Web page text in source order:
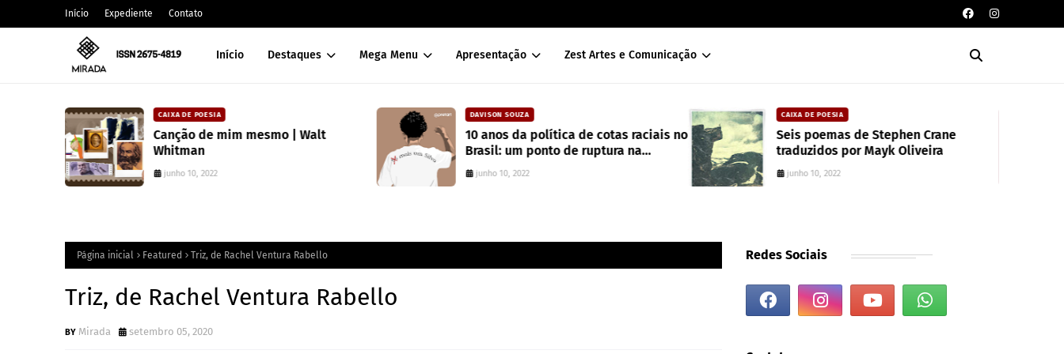
Início Expediente Contato
Início Destaques Mega Menu Apresentação Zest Artes e Comunicação
CAIXA DE POESIA
Canção de mim mesmo | Walt
Whitman
junho 10, 2022
DAVISON SOUZA
10 anos da política de cotas raciais no
Brasil: um ponto de ruptura na
colonialidade
junho 10, 2022
CAIXA DE POESIA
Seis poemas de Stephen Crane
traduzidos por Mayk Oliveira
junho 10, 2022
Página inicial Featured Triz, de Rachel Ventura Rabello
Triz, de Rachel Ventura Rabello
Mirada setembro 05, 2020
Redes Sociais